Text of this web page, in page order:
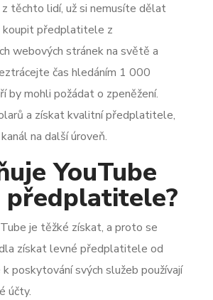
těchto lidí, už si nemusíte dělat
předplatitele z
webových stránek na světě a
čas hledáním 1 000
mohli požádat o zpeněžení.
a získat kvalitní předplatitele,
na další úroveň.
YouTube
předplatitele?
je těžké získat, a proto se
získat levné předplatitele od
poskytování svých služeb používají
účty.